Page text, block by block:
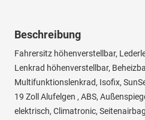
Beschreibung
Fahrersitz höhenverstellbar,
Lenkrad höhenverstellbar,
Multifunktionslenkrad, Isofix,
19 Zoll Alufelgen , ABS,
elektrisch, Climatronic,